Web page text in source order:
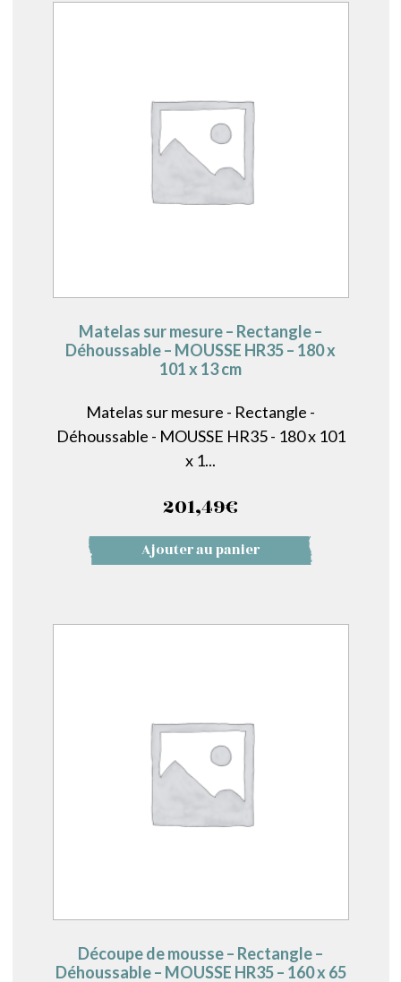
Matelas sur mesure – Rectangle –
Déhoussable – MOUSSE HR35 – 180 x
101 x 13 cm
Matelas sur mesure - Rectangle -
Déhoussable - MOUSSE HR35 - 180 x 101
x 1...
201,49€
Ajouter au panier
Découpe de mousse – Rectangle –
Déhoussable – MOUSSE HR35 – 160 x 65